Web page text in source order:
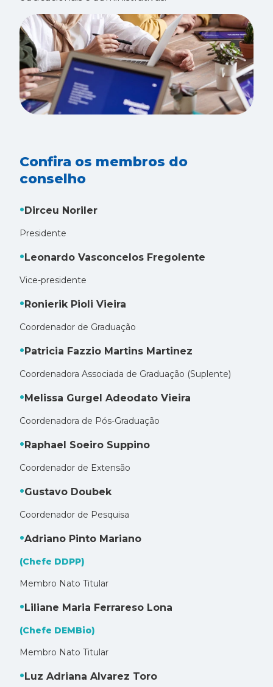
Confira os membros do
conselho
Dirceu Noriler
Presidente
Leonardo Vasconcelos Fregolente
Vice-presidente
Ronierik Pioli Vieira
Coordenador de Graduação
Patricia Fazzio Martins Martinez
Coordenadora Associada de Graduação (Suplente)
Melissa Gurgel Adeodato Vieira
Coordenadora de Pós-Graduação
Raphael Soeiro Suppino
Coordenador de Extensão
Gustavo Doubek
Coordenador de Pesquisa
Adriano Pinto Mariano
(Chefe DDPP)
Membro Nato Titular
Liliane Maria Ferrareso Lona
(Chefe DEMBio)
Membro Nato Titular
Luz Adriana Alvarez Toro